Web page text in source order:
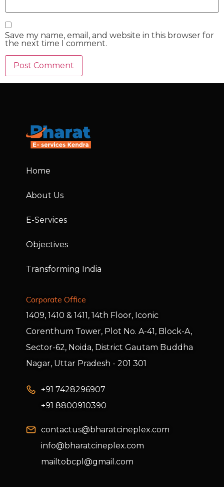
Save my name, email, and website in this browser for
the next time I comment.
Home
About Us
E-Services
Objectives
Transforming India
Corporate Office
1409, 1410 & 1411, 14th Floor, Iconic
Corenthum Tower, Plot No. A-41, Block-A,
Sector-62, Noida, District Gautam Buddha
Nagar, Uttar Pradesh - 201 301
+91 7428296907
+91 8800910390
contactus@bharatcineplex.com
info@bharatcineplex.com
mailtobcpl@gmail.com